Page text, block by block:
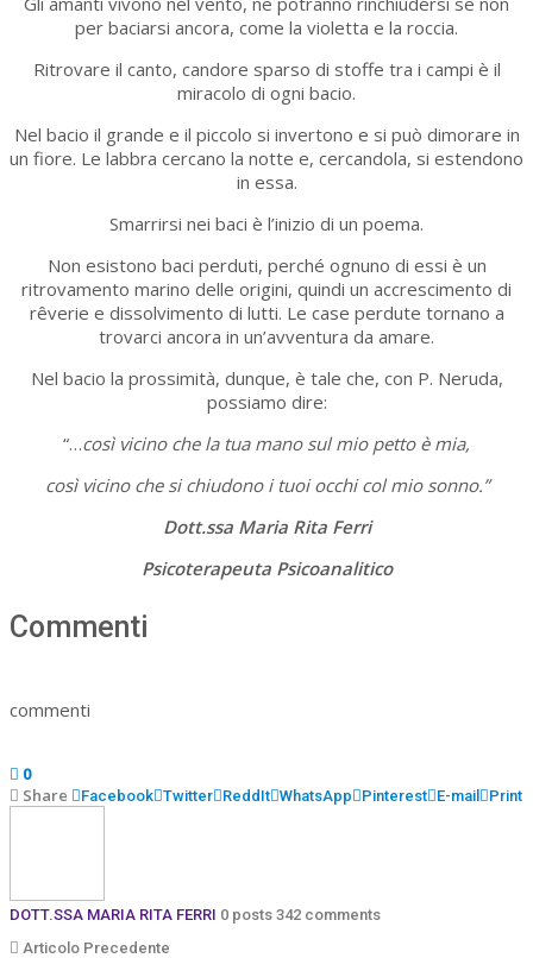
per baciarsi ancora, come la violetta e la roccia.
Ritrovare il canto, candore sparso di stoffe tra i campi è il
miracolo di ogni bacio.
Nel bacio il grande e il piccolo si invertono e si può dimorare in
un fiore. Le labbra cercano la notte e, cercandola, si estendono
in essa.
Smarrirsi nei baci è l’inizio di un poema.
Non esistono baci perduti, perché ognuno di essi è un
ritrovamento marino delle origini, quindi un accrescimento di
rêverie e dissolvimento di lutti. Le case perdute tornano a
trovarci ancora in un’avventura da amare.
Nel bacio la prossimità, dunque, è tale che, con P. Neruda,
possiamo dire:
“…così vicino che la tua mano sul mio petto è mia,
così vicino che si chiudono i tuoi occhi col mio sonno.”
Dott.ssa Maria Rita Ferri
Psicoterapeuta Psicoanalitico
Commenti
commenti
0
Share Facebook Twitter ReddIt WhatsApp Pinterest E-mail Print
DOTT.SSA MARIA RITA FERRI 0 posts 342 comments
Articolo Precedente